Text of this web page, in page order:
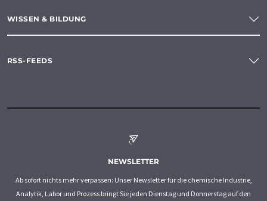
WISSEN & BILDUNG
RSS-FEEDS
NEWSLETTER
Ab sofort nichts mehr verpassen: Unser Newsletter für die chemische Industrie,
Analytik, Labor und Prozess bringt Sie jeden Dienstag und Donnerstag auf den